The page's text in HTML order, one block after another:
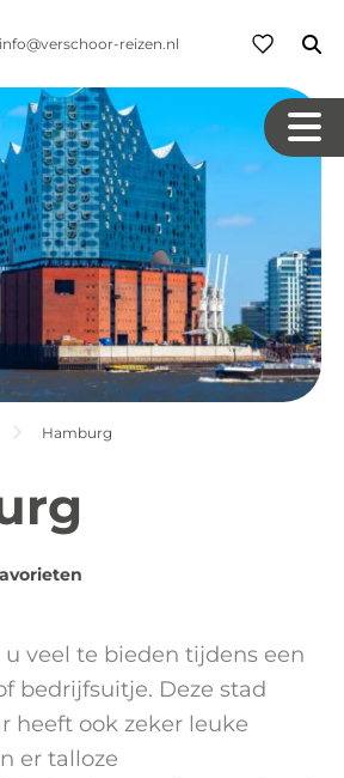
info@verschoor-reizen.nl
Hamburg
veel te bieden tijdens een
bedrijfsuitje. Deze stad
heeft ook zeker leuke
er talloze